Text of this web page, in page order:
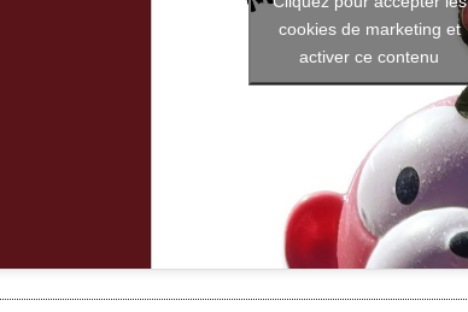
cookies de marketing et
activer ce contenu